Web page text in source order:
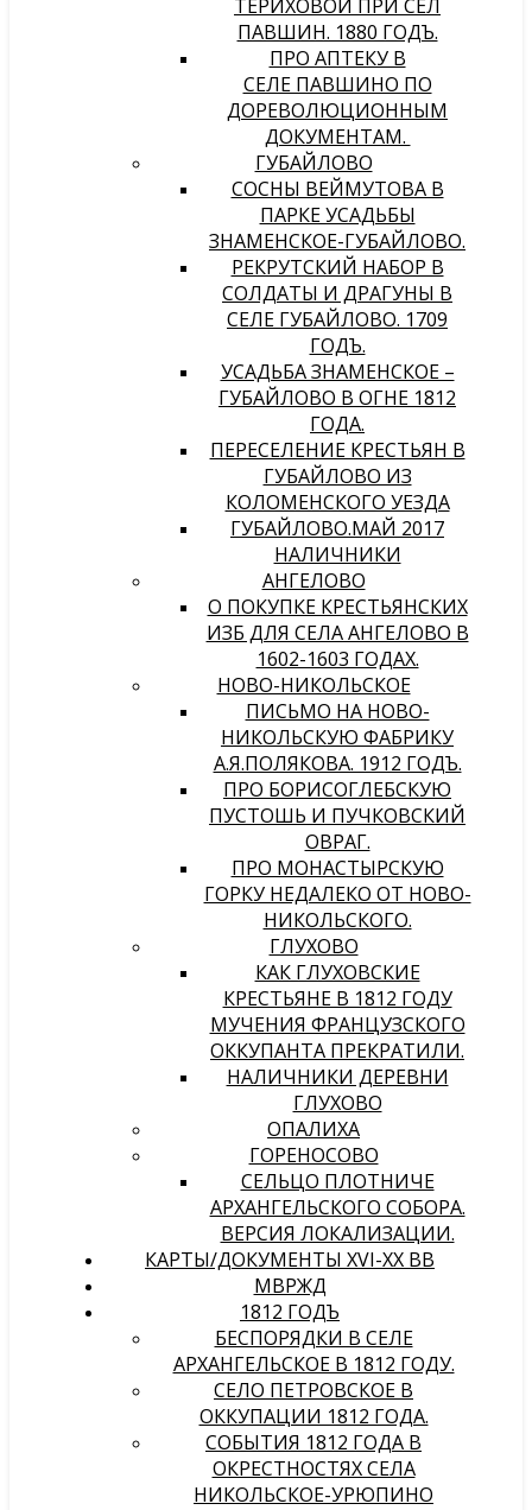
ТЕРИХОВОЙ ПРИ СЕЛѢ
ПАВШИНѢ. 1880 ГОДЪ.
ПРО АПТЕКУ В
СЕЛЕ ПАВШИНО ПО
ДОРЕВОЛЮЦИОННЫМ
ДОКУМЕНТАМ.
ГУБАЙЛОВО
СОСНЫ ВЕЙМУТОВА В
ПАРКЕ УСАДЬБЫ
ЗНАМЕНСКОЕ-ГУБАЙЛОВО.
РЕКРУТСКИЙ НАБОР В
СОЛДАТЫ И ДРАГУНЫ В
СЕЛЕ ГУБАЙЛОВО. 1709
ГОДЪ.
УСАДЬБА ЗНАМЕНСКОЕ –
ГУБАЙЛОВО В ОГНЕ 1812
ГОДА.
ПЕРЕСЕЛЕНИЕ КРЕСТЬЯН В
ГУБАЙЛОВО ИЗ
КОЛОМЕНСКОГО УЕЗДА
ГУБАЙЛОВО.МАЙ 2017
НАЛИЧНИКИ
АНГЕЛОВО
О ПОКУПКЕ КРЕСТЬЯНСКИХ
ИЗБ ДЛЯ СЕЛА АНГЕЛОВО В
1602-1603 ГОДАХ.
НОВО-НИКОЛЬСКОЕ
ПИСЬМО НА НОВО-
НИКОЛЬСКУЮ ФАБРИКУ
А.Я.ПОЛЯКОВА. 1912 ГОДЪ.
ПРО БОРИСОГЛЕБСКУЮ
ПУСТОШЬ И ПУЧКОВСКИЙ
ОВРАГ.
ПРО МОНАСТЫРСКУЮ
ГОРКУ НЕДАЛЕКО ОТ НОВО-
НИКОЛЬСКОГО.
ГЛУХОВО
КАК ГЛУХОВСКИЕ
КРЕСТЬЯНЕ В 1812 ГОДУ
МУЧЕНИЯ ФРАНЦУЗСКОГО
ОККУПАНТА ПРЕКРАТИЛИ.
НАЛИЧНИКИ ДЕРЕВНИ
ГЛУХОВО
ОПАЛИХА
ГОРЕНОСОВО
СЕЛЬЦО ПЛОТНИЧЕ
АРХАНГЕЛЬСКОГО СОБОРА.
ВЕРСИЯ ЛОКАЛИЗАЦИИ.
КАРТЫ/ДОКУМЕНТЫ XVI-XX ВВ
МВРЖД
1812 ГОДЪ
БЕСПОРЯДКИ В СЕЛЕ
АРХАНГЕЛЬСКОЕ В 1812 ГОДУ.
СЕЛО ПЕТРОВСКОЕ В
ОККУПАЦИИ 1812 ГОДА.
СОБЫТИЯ 1812 ГОДА В
ОКРЕСТНОСТЯХ СЕЛА
НИКОЛЬСКОЕ-УРЮПИНО